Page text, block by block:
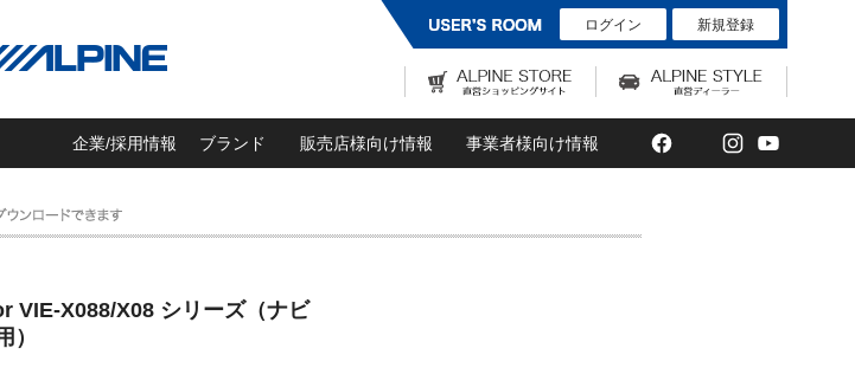
ログイン 新規登録
企業/採用情報 ブランド 販売店様向け情報 事業者様向け情報 Facebook
TwitterInstagram
VIE-X088/X08 シリーズ（ナビ
）